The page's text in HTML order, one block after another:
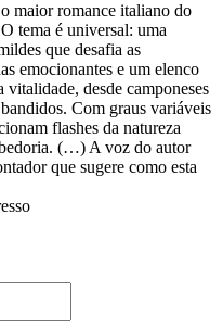
maior romance italiano do
tema é universal: uma
que desafia as
emocionantes e um elenco
vitalidade, desde camponeses
Com graus variáveis
flashes da natureza
(…) A voz do autor
que sugere como esta